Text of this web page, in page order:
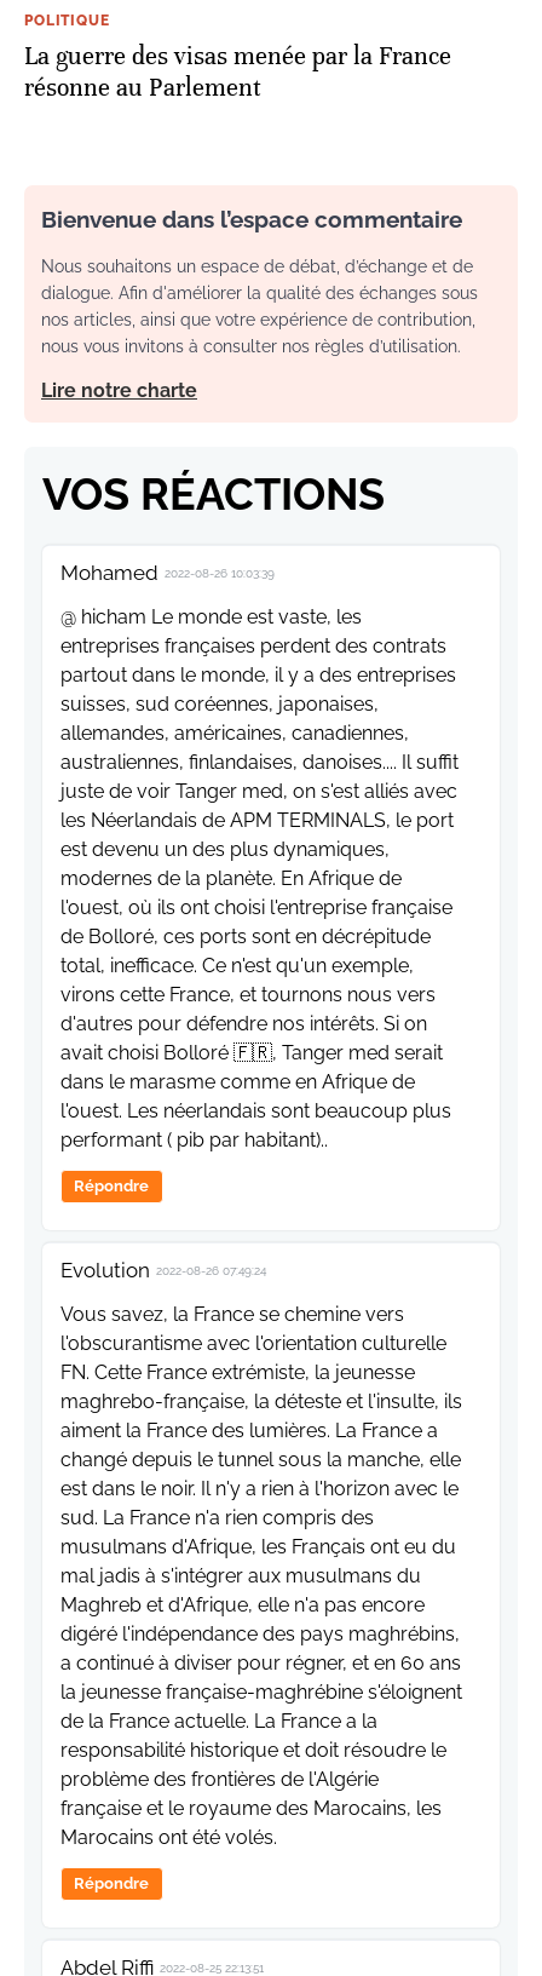
POLITIQUE
La guerre des visas menée par la France
résonne au Parlement
Bienvenue dans l’espace commentaire
Nous souhaitons un espace de débat, d’échange et de
dialogue. Afin d'améliorer la qualité des échanges sous
nos articles, ainsi que votre expérience de contribution,
nous vous invitons à consulter nos règles d’utilisation.
Lire notre charte
VOS RÉACTIONS
Mohamed 2022-08-26 10:03:39
@ hicham Le monde est vaste, les
entreprises françaises perdent des contrats
partout dans le monde, il y a des entreprises
suisses, sud coréennes, japonaises,
allemandes, américaines, canadiennes,
australiennes, finlandaises, danoises.... Il suffit
juste de voir Tanger med, on s'est alliés avec
les Néerlandais de APM TERMINALS, le port
est devenu un des plus dynamiques,
modernes de la planète. En Afrique de
l'ouest, où ils ont choisi l'entreprise française
de Bolloré, ces ports sont en décrépitude
total, inefficace. Ce n'est qu'un exemple,
virons cette France, et tournons nous vers
d'autres pour défendre nos intérêts. Si on
avait choisi Bolloré 🇫🇷, Tanger med serait
dans le marasme comme en Afrique de
l'ouest. Les néerlandais sont beaucoup plus
performant ( pib par habitant)..
Répondre
Evolution 2022-08-26 07:49:24
Vous savez, la France se chemine vers
l'obscurantisme avec l'orientation culturelle
FN. Cette France extrémiste, la jeunesse
maghrebo-française, la déteste et l'insulte, ils
aiment la France des lumières. La France a
changé depuis le tunnel sous la manche, elle
est dans le noir. Il n'y a rien à l'horizon avec le
sud. La France n'a rien compris des
musulmans d'Afrique, les Français ont eu du
mal jadis à s'intégrer aux musulmans du
Maghreb et d'Afrique, elle n'a pas encore
digéré l'indépendance des pays maghrébins,
a continué à diviser pour régner, et en 60 ans
la jeunesse française-maghrébine s'éloignent
de la France actuelle. La France a la
responsabilité historique et doit résoudre le
problème des frontières de l'Algérie
française et le royaume des Marocains, les
Marocains ont été volés.
Répondre
Abdel Riffi 2022-08-25 22:13:51